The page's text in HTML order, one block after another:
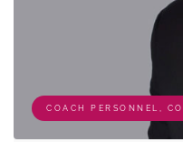
COACH PERSONNEL,